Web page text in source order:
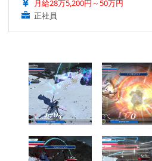
月給28万5,200円～50万円
正社員